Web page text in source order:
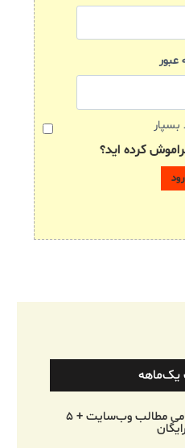
عبور
بسپار
کرده اید؟
یک‌ماهه
یک ماه دسترسی به تمامی مطالب وب‌سایت + ۵